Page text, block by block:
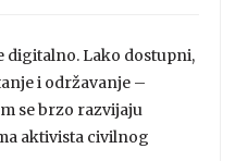
digitalno. Lako dostupni,
i održavanje –
se brzo razvijaju
aktivista civilnog